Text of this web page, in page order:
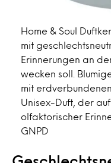
Home & Soul
mit
Erinnerungen an
wecken soll.
mit
Unisex-Duft, der
olfaktorischer
GNPD